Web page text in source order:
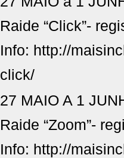
Raide “Click”-
Info: http://
click/
27 MAIO A 1
Raide “Zoom”-
Info: http://